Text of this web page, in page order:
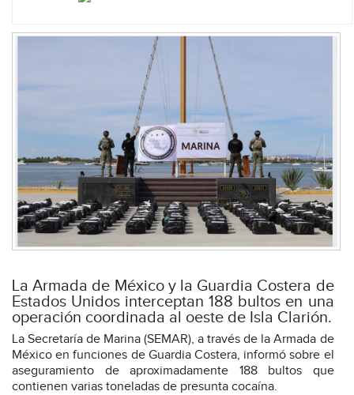
La Armada de México y la Guardia Costera de
Estados Unidos interceptan 188 bultos en una
operación coordinada al oeste de Isla Clarión.
La Secretaría de Marina (SEMAR), a través de la Armada de
México en funciones de Guardia Costera, informó sobre el
aseguramiento de aproximadamente 188 bultos que
contienen varias toneladas de presunta cocaína.